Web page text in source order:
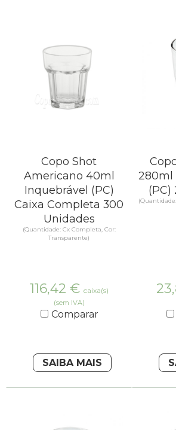
Copo Shot
Americano 40ml
Inquebrável (PC)
Caixa Completa 300
Unidades
(Quantidade: Cx Completa, Cor:
Transparente)
116,42 € caixa(s)
(sem IVA)
Comparar
SAIBA MAIS
280ml
(PC)